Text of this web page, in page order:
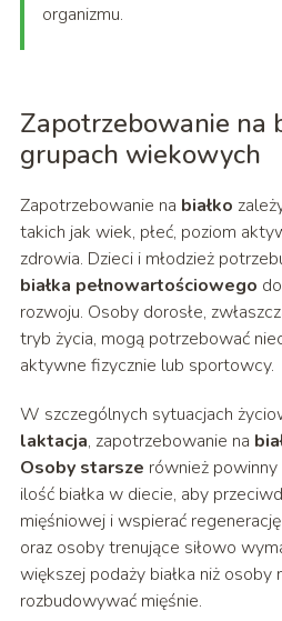
organizmu.
Zapotrzebowanie na
grupach wiekowych
Zapotrzebowanie na białko
takich jak wiek, płeć, poziom
zdrowia. Dzieci i młodzież
białka pełnowartościowego
rozwoju. Osoby dorosłe,
tryb życia, mogą potrzebować
aktywne fizycznie lub sportowcy.
W szczególnych sytuacjach
laktacja, zapotrzebowanie na
Osoby starsze również
ilość białka w diecie, aby
mięśniowej i wspierać
oraz osoby trenujące siłowo
większej podaży białka niż
rozbudowywać mięśnie.